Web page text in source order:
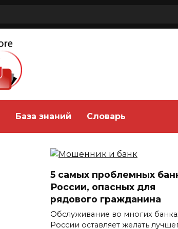
База знаний Словарь
5 самых проблемных
России, опасных для
рядового гражданина
Обслуживание во многих
России оставляет желать